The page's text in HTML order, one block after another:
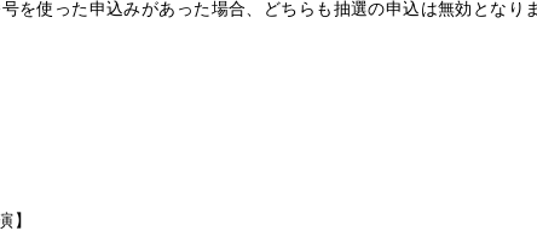
使った申込みがあった場合、どちらも抽選の申込は無効となり
】